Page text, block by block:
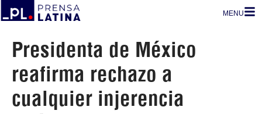
MENU
Presidenta de México
reafirma rechazo a
cualquier injerencia